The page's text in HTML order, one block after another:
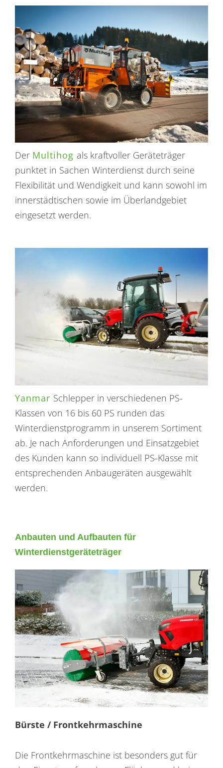
Der Multihog als kraftvoller Geräteträger
punktet in Sachen Winterdienst durch seine
Flexibilität und Wendigkeit und kann sowohl im
innerstädtischen sowie im Überlandgebiet
eingesetzt werden.
Yanmar Schlepper in verschiedenen PS-
Klassen von 16 bis 60 PS runden das
Winterdienstprogramm in unserem Sortiment
ab. Je nach Anforderungen und Einsatzgebiet
des Kunden kann so individuell PS-Klasse mit
entsprechenden Anbaugeräten ausgewählt
werden.
Anbauten und Aufbauten für
Winterdienstgeräteträger
Bürste / Frontkehrmaschine
Die Frontkehrmaschine ist besonders gut für